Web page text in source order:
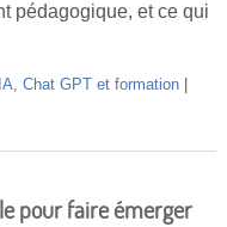
pédagogique, et ce qui
IA, Chat GPT et formation
pour faire émerger